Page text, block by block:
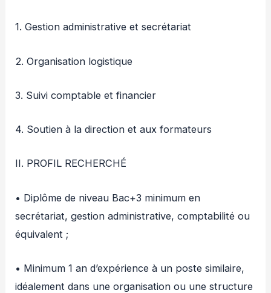
1. Gestion administrative et secrétariat
2. Organisation logistique
3. Suivi comptable et financier
4. Soutien à la direction et aux formateurs
II. PROFIL RECHERCHÉ
• Diplôme de niveau Bac+3 minimum en
secrétariat, gestion administrative, comptabilité ou
équivalent ;
• Minimum 1 an d’expérience à un poste similaire,
idéalement dans une organisation ou une structure